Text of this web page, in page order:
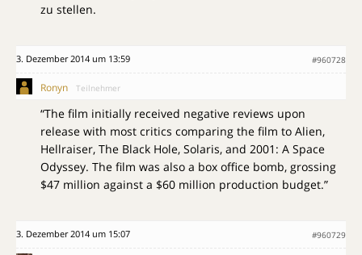
zu stellen.
3. Dezember 2014 um 13:59 #960728
Ronyn Teilnehmer
“The film initially received negative reviews upon
release with most critics comparing the film to Alien,
Hellraiser, The Black Hole, Solaris, and 2001: A Space
Odyssey. The film was also a box office bomb, grossing
$47 million against a $60 million production budget.”
3. Dezember 2014 um 15:07 #960729